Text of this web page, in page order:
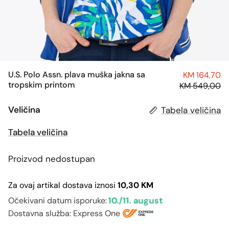
U.S. Polo Assn. plava muška jakna sa
tropskim printom
KM 164,70
KM 549,00
Veličina
Tabela veličina
Tabela veličina
Proizvod nedostupan
Za ovaj artikal dostava iznosi 10,30 KM
Očekivani datum isporuke:10./11. august
Dostavna služba: Express One